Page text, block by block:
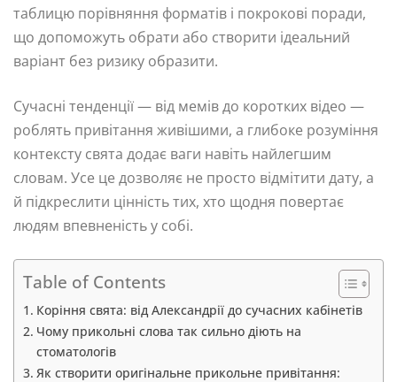
таблицю порівняння форматів і покрокові поради,
що допоможуть обрати або створити ідеальний
варіант без ризику образити.
Сучасні тенденції — від мемів до коротких відео —
роблять привітання живішими, а глибоке розуміння
контексту свята додає ваги навіть найлегшим
словам. Усе це дозволяє не просто відмітити дату, а
й підкреслити цінність тих, хто щодня повертає
людям впевненість у собі.
Table of Contents
Коріння свята: від Александрії до сучасних кабінетів
Чому прикольні слова так сильно діють на
стоматологів
Як створити оригінальне прикольне привітання: